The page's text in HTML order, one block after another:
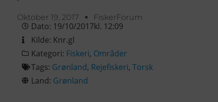
Oktober 19, 2017 FiskerForum
Dato: 19/10/2017kl. 12:09
Kilde: Knr.gl
Kategori: Fiskeri, Områder
Tags: Grønland, Rejefiskeri, Torsk
Land: Grønland